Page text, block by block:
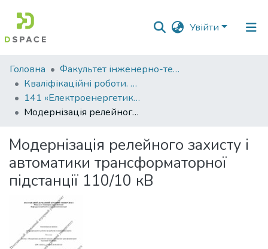
Увійти
Фонди
та
зібрання
Пошук за критеріями
Статистика
Головна
Факультет інженерно-технологічний
Кваліфікаційні роботи. Факультет інженерно-технологічний
141 «Електроенергетика, електротехніка та електромеханіка» - Бакалаври 2025-2026
Модернізація релейного захисту і автоматики трансформаторної підстанції 110/10 кВ
Модернізація релейного захисту і
автоматики трансформаторної
підстанції 110/10 кВ